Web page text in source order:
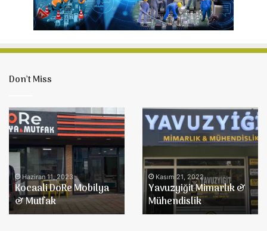
Don’t Miss
Kocaali
DoRe
Mobilya
&
Mutfak
Haziran 11, 2023
Kocaali DoRe Mobilya
& Mutfak
Yavuzyiğit
Mimarlık
Kasım 21, 2022
Yavuzyiğit Mimarlık &
Mühendislik